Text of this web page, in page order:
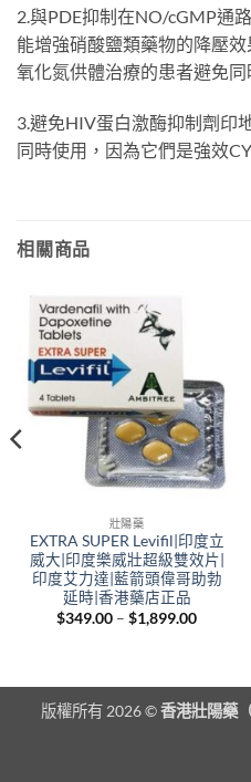
2.與PDE抑制在NO/cGMP通
能增強硝酸鹽類藥物的降壓
氧化氮供體治療的患者避免同
3.避免HIV蛋白激酶抑制劑印
同時使用，因為它們是強效
相關商品
壯陽藥
EXTRA SUPER Levifil|印度立
威大|印度樂威壯超級雙效片|
印度艾力達|藍箭頭偉哥助勃
延時|香港藥店正品
$349.00 – $1,899.00Price
版權所有 2026 ©香港壯陽藥